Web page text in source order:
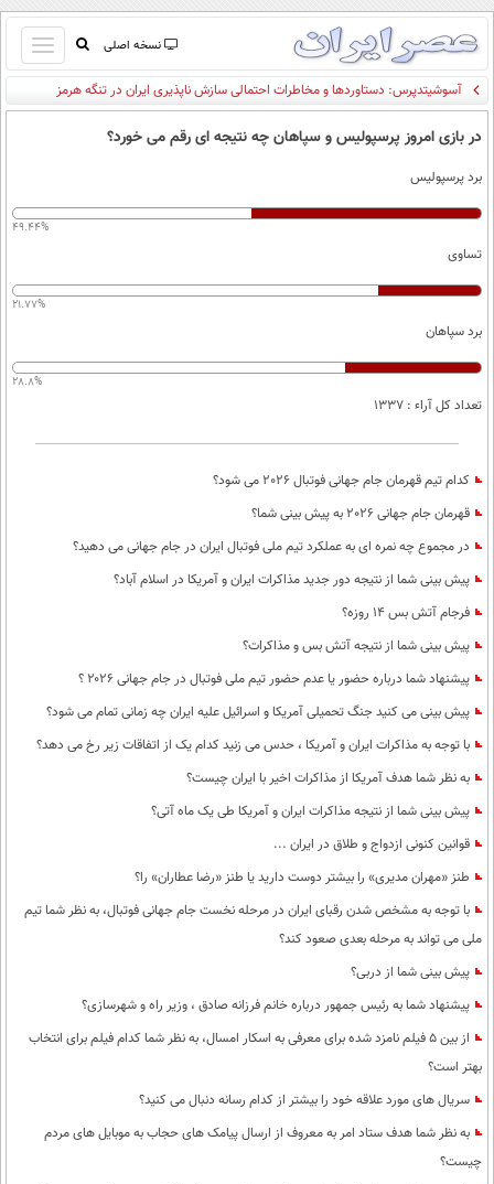
نسخه اصلی
باز
و
بسته
صفحه اول
نظرسنجی
پیوند ها
سلامت
یک برش دانایی
سیاست خارجی
فرهنگ و هنر
علم و دانش
علمی
گوناگون
سرگرمی
مجله تصویری سلاح
فیلم
سیاست
فناوری
محیط زیست
فرهنگی
بین الملل
داستان کوتاه
روانشناسی
در بازی امروز پرسپولیس و سپاهان چه نتیجه ای رقم می خورد؟
برد پرسپولیس
49.44%
تساوی
21.77%
برد سپاهان
28.8%
تعداد کل آراء : 1337
کدام تیم قهرمان جام جهانی فوتبال 2026 می شود؟
قهرمان جام جهانی 2026 به پیش بینی شما؟
در مجموع چه نمره ای به عملکرد تیم ملی فوتبال ایران در جام جهانی می دهید؟
پیش بینی شما از نتیجه دور جدید مذاکرات ایران و آمریکا در اسلام آباد؟
فرجام آتش بس 14 روزه؟
پیش بینی شما از نتیجه آتش بس و مذاکرات؟
پیشنهاد شما درباره حضور یا عدم حضور تیم ملی فوتبال در جام جهانی ۲۰۲۶ ؟
پیش بینی می کنید جنگ تحمیلی آمریکا و اسرائیل علیه ایران چه زمانی تمام می شود؟
با توجه به مذاکرات ایران و آمریکا ، حدس می زنید کدام یک از اتفاقات زیر رخ می دهد؟
به نظر شما هدف آمریکا از مذاکرات اخیر با ایران چیست؟
پیش بینی شما از نتیجه مذاکرات ایران و آمریکا طی یک ماه آتی؟
قوانین کنونی ازدواج و طلاق در ایران ...
طنز «مهران مدیری» را بیشتر دوست دارید یا طنز «رضا عطاران» را؟
با توجه به مشخص شدن رقبای ایران در مرحله نخست جام جهانی فوتبال، به نظر شما تیم
ملی می تواند به مرحله بعدی صعود کند؟
پیش بینی شما از دربی؟
پیشنهاد شما به رئیس جمهور درباره خانم فرزانه صادق ، وزیر راه و شهرسازی؟
از بین 5 فیلم نامزد شده برای معرفی به اسکار امسال، به نظر شما کدام فیلم برای انتخاب
بهتر است؟
سریال های مورد علاقه خود را بیشتر از کدام رسانه دنبال می کنید؟
به نظر شما هدف ستاد امر به معروف از ارسال پیامک های حجاب به موبایل های مردم
چیست؟